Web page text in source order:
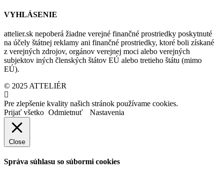
VYHLÁSENIE
attelier.sk nepoberá žiadne verejné finančné prostriedky poskytnuté
na účely štátnej reklamy ani finančné prostriedky, ktoré boli získané
z verejných zdrojov, orgánov verejnej moci alebo verejných
subjektov iných členských štátov EÚ alebo tretieho štátu (mimo
EÚ).
© 2025 ATTELIÉR
Pre zlepšenie kvality našich stránok používame cookies.
Prijať všetko Odmietnuť Nastavenia
Close
Správa súhlasu so súbormi cookies